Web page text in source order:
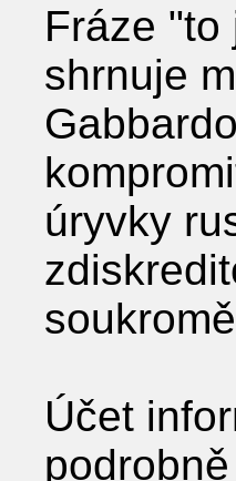
Fráze
shrnuje
úryvky
Účet